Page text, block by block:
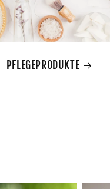
PFLEGEPRODUKTE